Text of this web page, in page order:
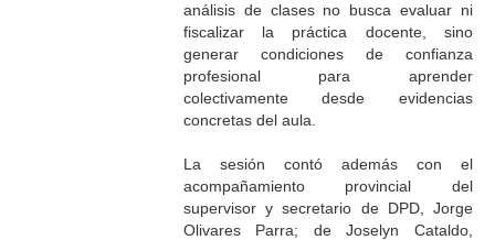
análisis de clases no busca evaluar ni
fiscalizar la práctica docente, sino
generar condiciones de confianza
profesional para aprender
colectivamente desde evidencias
concretas del aula.
La sesión contó además con el
acompañamiento provincial del
supervisor y secretario de DPD, Jorge
Olivares Parra; de Joselyn Cataldo,